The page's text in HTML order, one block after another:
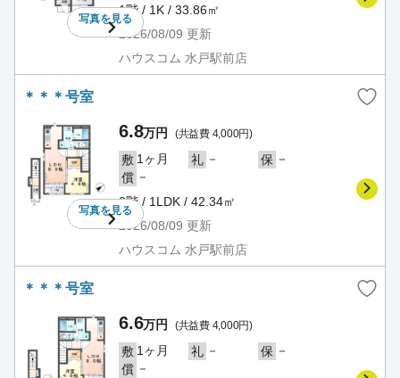
写真を見る
1階 / 1K / 33.86㎡
2026/08/09 更新
ハウスコム 水戸駅前店
＊＊＊号室
写真を見る
6.8万円 (共益費 4,000円)
敷 1ヶ月 礼 － 保 －
償 －
2階 / 1LDK / 42.34㎡
2026/08/09 更新
ハウスコム 水戸駅前店
＊＊＊号室
6.6万円 (共益費 4,000円)
敷 1ヶ月 礼 － 保 －
償 －